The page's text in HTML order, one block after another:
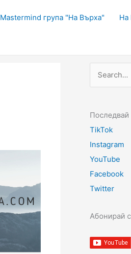
Mastermind група "На Върха" На
TikTok
Instagram
YouTube
Facebook
Twitter
Абонирай